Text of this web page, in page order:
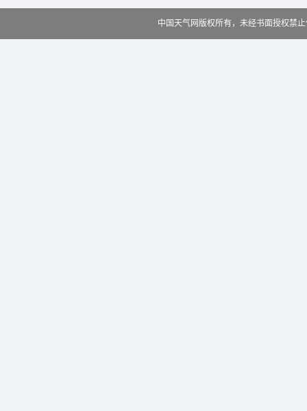
中国天气网版权所有，未经书面授权